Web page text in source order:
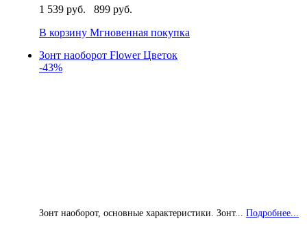
1 539 руб.
899 руб.
В корзину Мгновенная покупка
Зонт наоборот Flower Цветок
-43%
Зонт наоборот, основные характеристики. Зонт... Подробнее...